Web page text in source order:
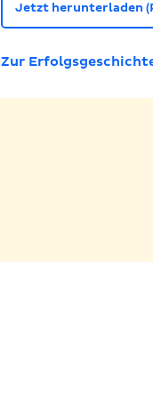
Jetzt herunterladen
Zur